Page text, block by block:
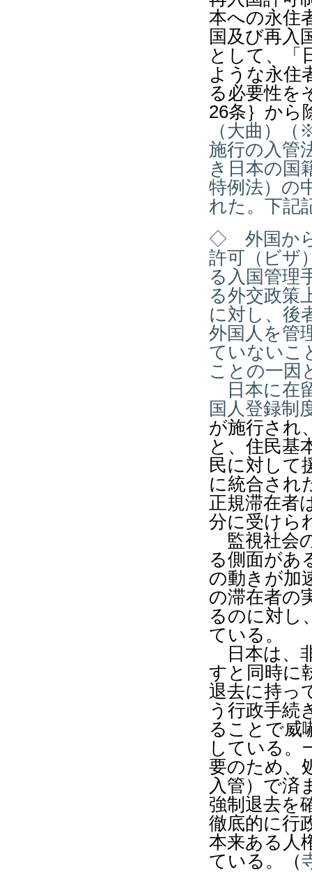
本への永住
国及び再入
として、「
ような永住
る必要性を
26条｝から
（大曲）
施行の入管
き日本の国
特例法）の
れた。下記
◇ 外国から
許可（ビザ
る入国管理
る外交政策
に対し、後
外国人を管
ていないこ
ことの一因
日本に在
国人登録制
が施行され
と、住民基
民に対して
に統合され
正規滞在者
分に受けら
監視社会
る側面があ
の動きが加
の滞在者の
るのに対し
ている。
日本は、
すと同時に
退去に持っ
う行政手続
ることで威
している。
要のため、
入管）で済
強制退去を
徹底的に行
本来ある人
ている。（